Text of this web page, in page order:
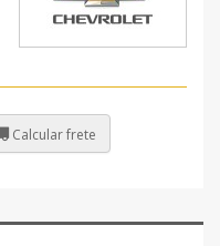
Calcular frete